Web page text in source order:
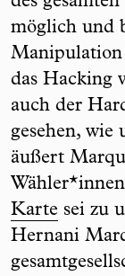
möglich und
Manipulation
das Hacking
auch der
gesehen, wie
äußert
Karte sei zu
Hernani